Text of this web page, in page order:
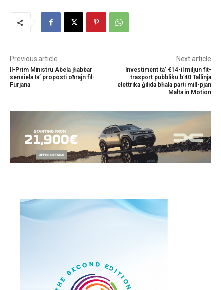
Previous article
Il-Prim Ministru Abela jħabbar
sensiela ta’ proposti oħrajn fil-
Furjana
Next article
Investiment ta’ €14-il miljun fit-
trasport pubbliku b’40 Tallinja
elettrika ġdida bħala parti mill-pjan
Malta in Motion